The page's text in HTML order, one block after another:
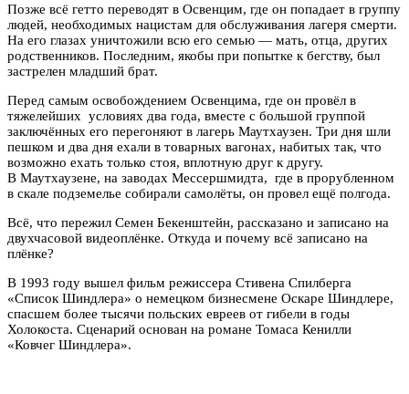
Позже всё гетто переводят в Освенцим, где он попадает в группу
людей, необходимых нацистам для обслуживания лагеря смерти.
На его глазах уничтожили всю его семью — мать, отца, других
родственников. Последним, якобы при попытке к бегству, был
застрелен младший брат.
Перед самым освобождением Освенцима, где он провёл в
тяжелейших условиях два года, вместе с большой группой
заключённых его перегоняют в лагерь Маутхаузен. Три дня шли
пешком и два дня ехали в товарных вагонах, набитых так, что
возможно ехать только стоя, вплотную друг к другу.
В Маутхаузене, на заводах Мессершмидта, где в прорубленном
в скале подземелье собирали самолёты, он провел ещё полгода.
Всё, что пережил Семен Бекенштейн, рассказано и записано на
двухчасовой видеоплёнке. Откуда и почему всё записано на
плёнке?
В 1993 году вышел фильм режиссера Стивена Спилберга
«Список Шиндлера» о немецком бизнесмене Оскаре Шиндлере,
спасшем более тысячи польских евреев от гибели в годы
Холокоста. Сценарий основан на романе Томаса Кенилли
«Ковчег Шиндлера».